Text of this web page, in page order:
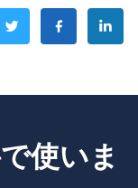
使いま